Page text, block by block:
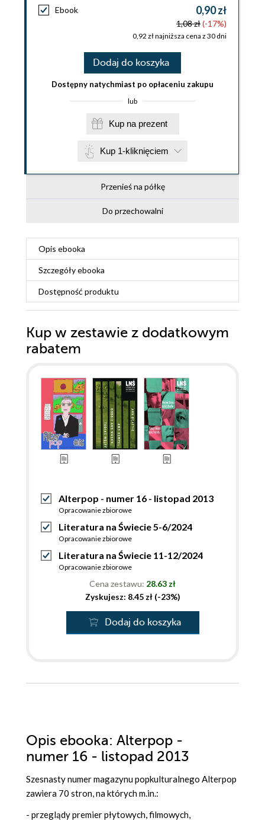
Ebook 0,90 zł
1,08 zł(-17%)
0,92 zł najniższa cena z 30 dni
Dodaj do koszyka
Dostępny natychmiast po opłaceniu zakupu
lub
Kup na prezent
Kup 1-kliknięciem
Przenieś na półkę
Do przechowalni
Opis ebooka
Szczegółyebooka
Dostępność produktu
Kup w zestawie z dodatkowym
rabatem
Alterpop - numer 16 - listopad 2013
Opracowanie zbiorowe
Literatura na Świecie 5-6/2024
Opracowanie zbiorowe
Literatura na Świecie 11-12/2024
Opracowanie zbiorowe
Cena zestawu: 28.63 zł
Zyskujesz: 8.45 zł (-23%)
Dodaj do koszyka
Opis ebooka: Alterpop -
numer 16 - listopad 2013
Szesnasty numer magazynu popkulturalnego Alterpop
zawiera 70 stron, na których m.in.:
- przeglądy premier płytowych, filmowych,